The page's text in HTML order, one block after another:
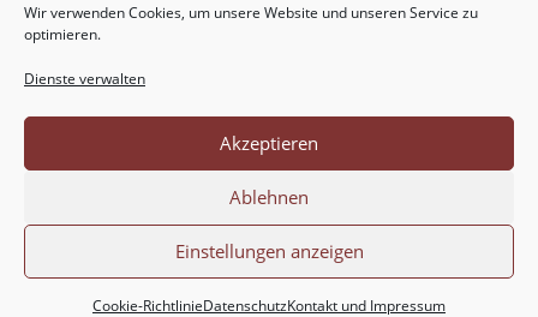
Wir verwenden Cookies, um unsere Website und unseren Service zu
optimieren.
Dienste verwalten
Akzeptieren
Ablehnen
Einstellungen anzeigen
Cookie-RichtlinieDatenschutzKontakt und Impressum
NEUESTE KOMMENTARE
ARCHIV
KATEGORIEN